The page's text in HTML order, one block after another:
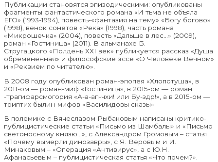
Публикации становятся эпизодическими: опубликованы
фрагменты фантастического романа «И тьма не объяла
ЕГО» (1993-1994), повесть-«фантазия на тему» «Богу богово»
(1998), венок сонетов «Река» (1998), часть романа
«Микрошечка» (2004), повесть «Дальше в лес…» (2009),
роман «Гостиница» (2011). В альманахе Б.
Стругацкого «Полдень ХХI век» публикуется рассказ «Душа
обремененная» и философские эссе «О Человеке Вечном»
и «Реквием по читателю».
В 2008 году опубликован роман-эпопея «Хлопотуша», в
2011-ом — роман-миф «Гостиница», в 2015-ом — роман
-трагифарсмогория «А-а-ап-чхи! или Бу-здр!», а в 2015-ом —
триптих былин-мифов «Василидовы сказы».
В полемике с Вячеславом Рыбаковым написаны критико-
публицистические статьи «Письмо из Шамбалы» и «Письмо
светоносному князю…», с Александром Громовым – статья
«Почему вымерли динозавры», с Я. Веровым и И.
Минаковым – «Операция «Антивирус», а с Ю.Н.
Афанасьевым – публицистическая статья «Что почем?».